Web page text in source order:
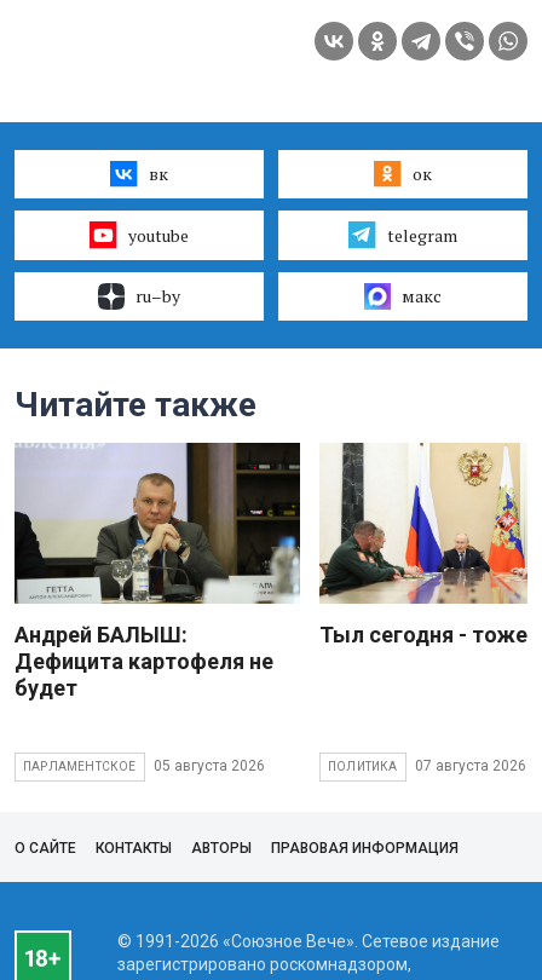
вк ок
youtube telegram
ru–by макс
Читайте также
Андрей БАЛЫШ:
Дефицита картофеля не
будет
ПАРЛАМЕНТСКОЕ 05 августа 2026
Тыл сегодня - тоже
ПОЛИТИКА 07 августа 2026
О САЙТЕ КОНТАКТЫ АВТОРЫ ПРАВОВАЯ ИНФОРМАЦИЯ
© 1991-2026 «Союзное Вече». Сетевое издание
зарегистрировано роскомнадзором,